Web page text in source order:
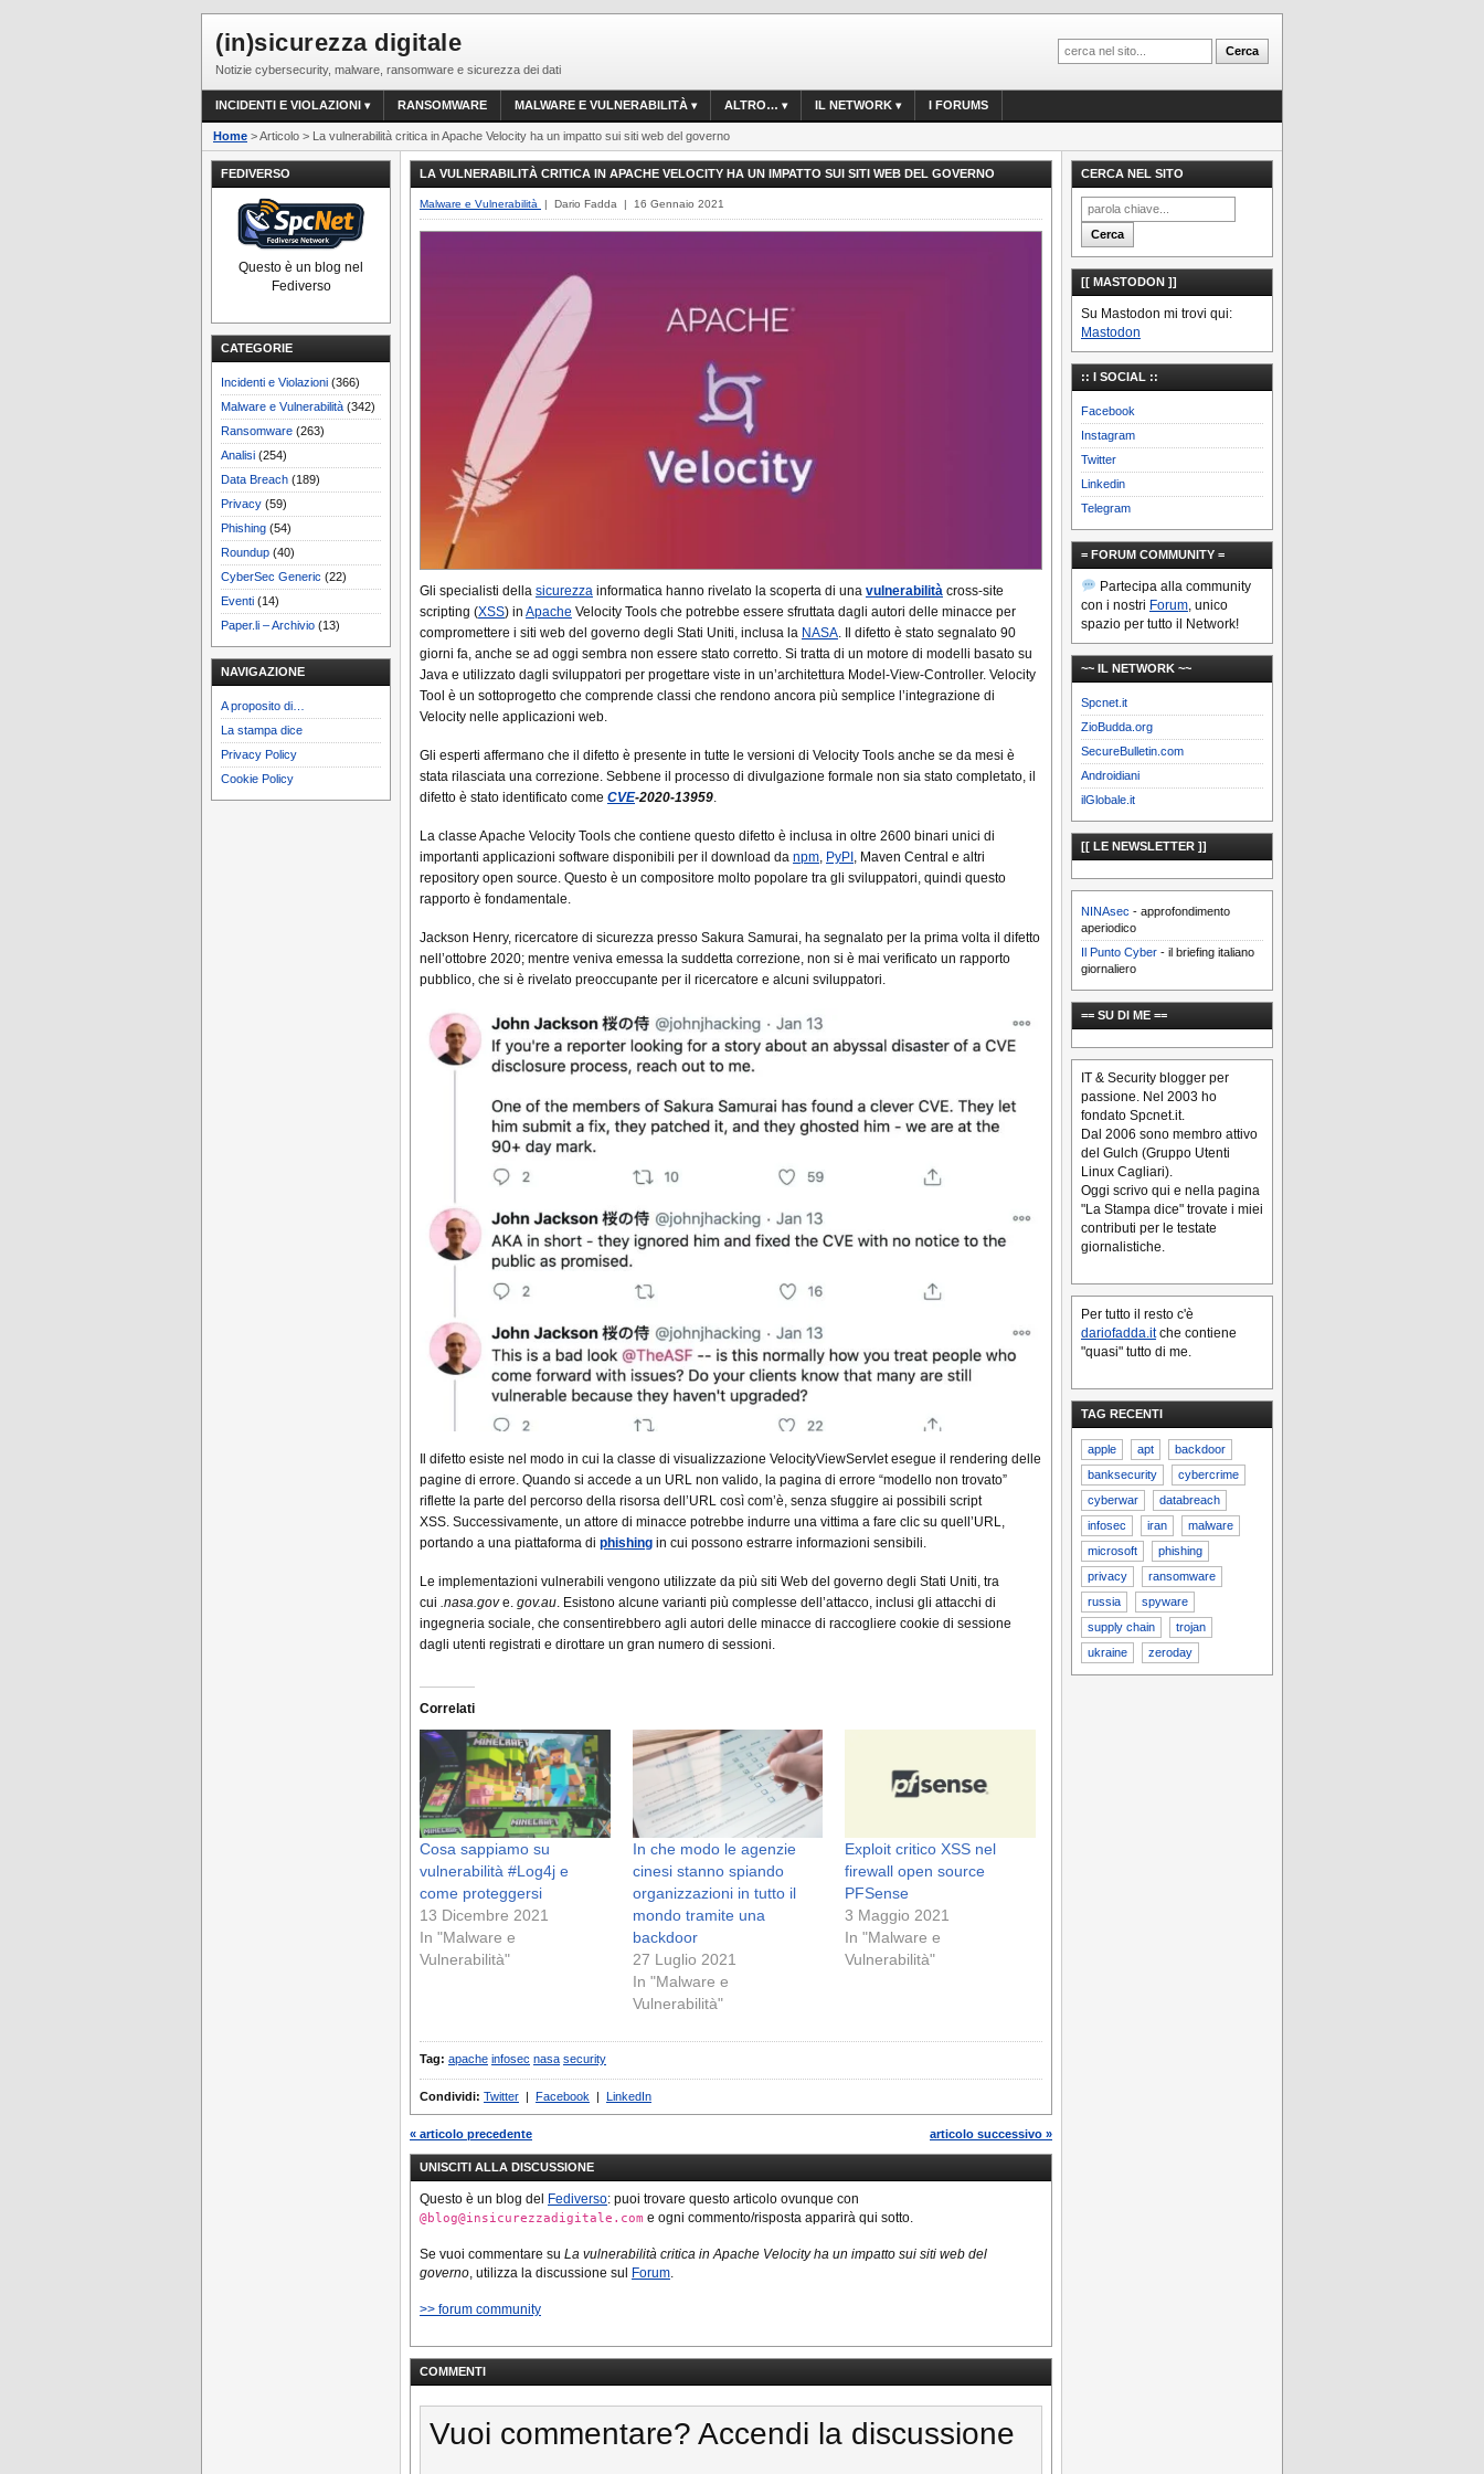
(in)sicurezza digitale
Notizie cybersecurity, malware, ransomware e sicurezza dei dati
INCIDENTI E VIOLAZIONI RANSOMWARE MALWARE E VULNERABILITÀ ALTRO… IL NETWORK I FORUMS
Home > Articolo > La vulnerabilità critica in Apache Velocity ha un impatto sui siti web del governo
FEDIVERSO
Questo è un blog nel
Fediverso
CATEGORIE
Incidenti e Violazioni (366)
Malware e Vulnerabilità (342)
Ransomware (263)
Analisi (254)
Data Breach (189)
Privacy (59)
Phishing (54)
Roundup (40)
CyberSec Generic (22)
Eventi (14)
Paper.li – Archivio (13)
NAVIGAZIONE
A proposito di…
La stampa dice
Privacy Policy
Cookie Policy
LA VULNERABILITÀ CRITICA IN APACHE VELOCITY HA UN IMPATTO SUI SITI WEB DEL GOVERNO
Malware e Vulnerabilità | Dario Fadda | 16 Gennaio 2021
Gli specialisti della sicurezza informatica hanno rivelato la scoperta di una vulnerabilità cross-site
scripting (XSS) in Apache Velocity Tools che potrebbe essere sfruttata dagli autori delle minacce per
compromettere i siti web del governo degli Stati Uniti, inclusa la NASA. Il difetto è stato segnalato 90
giorni fa, anche se ad oggi sembra non essere stato corretto. Si tratta di un motore di modelli basato su
Java e utilizzato dagli sviluppatori per progettare viste in un’architettura Model-View-Controller. Velocity
Tool è un sottoprogetto che comprende classi che rendono ancora più semplice l’integrazione di
Velocity nelle applicazioni web.
Gli esperti affermano che il difetto è presente in tutte le versioni di Velocity Tools anche se da mesi è
stata rilasciata una correzione. Sebbene il processo di divulgazione formale non sia stato completato, il
difetto è stato identificato come CVE-2020-13959.
La classe Apache Velocity Tools che contiene questo difetto è inclusa in oltre 2600 binari unici di
importanti applicazioni software disponibili per il download da npm, PyPI, Maven Central e altri
repository open source. Questo è un compositore molto popolare tra gli sviluppatori, quindi questo
rapporto è fondamentale.
Jackson Henry, ricercatore di sicurezza presso Sakura Samurai, ha segnalato per la prima volta il difetto
nell’ottobre 2020; mentre veniva emessa la suddetta correzione, non si è mai verificato un rapporto
pubblico, che si è rivelato preoccupante per il ricercatore e alcuni sviluppatori.
Il difetto esiste nel modo in cui la classe di visualizzazione VelocityViewServlet esegue il rendering delle
pagine di errore. Quando si accede a un URL non valido, la pagina di errore “modello non trovato”
riflette la parte del percorso della risorsa dell’URL così com’è, senza sfuggire ai possibili script
XSS. Successivamente, un attore di minacce potrebbe indurre una vittima a fare clic su quell’URL,
portando a una piattaforma di phishing in cui possono estrarre informazioni sensibili.
Le implementazioni vulnerabili vengono utilizzate da più siti Web del governo degli Stati Uniti, tra
cui .nasa.gove. gov.au . Esistono alcune varianti più complesse dell’attacco, inclusi gli attacchi di
ingegneria sociale, che consentirebbero agli autori delle minacce di raccogliere cookie di sessione
dagli utenti registrati e dirottare un gran numero di sessioni.
Correlati
Cosa sappiamo su
vulnerabilità #Log4j e
come proteggersi
13 Dicembre 2021
In "Malware e
Vulnerabilità"
In che modo le agenzie
cinesi stanno spiando
organizzazioni in tutto il
mondo tramite una
backdoor
27 Luglio 2021
In "Malware e
Vulnerabilità"
Exploit critico XSS nel
firewall open source
PFSense
3 Maggio 2021
In "Malware e
Vulnerabilità"
Tag: apache infosec nasa security
Condividi: Twitter Facebook LinkedIn
« articolo precedente articolo successivo »
UNISCITI ALLA DISCUSSIONE
Questo è un blog del Fediverso: puoi trovare questo articolo ovunque con
@blog@insicurezzadigitale.com e ogni commento/risposta apparirà qui sotto.
Se vuoi commentare su La vulnerabilità critica in Apache Velocity ha un impatto sui siti web del
governo, utilizza la discussione sul Forum.
>> forum community
COMMENTI
Vuoi commentare? Accendi la discussione
CERCA NEL SITO
[[ MASTODON ]]
Su Mastodon mi trovi qui:
Mastodon
:: I SOCIAL ::
Facebook
Instagram
Twitter
Linkedin
Telegram
= FORUM COMMUNITY =
Partecipa alla community
con i nostri Forum, unico
spazio per tutto il Network!
~~ IL NETWORK ~~
Spcnet.it
ZioBudda.org
SecureBulletin.com
Androidiani
ilGlobale.it
[[ LE NEWSLETTER ]]
NINAsec - approfondimento
aperiodico
Il Punto Cyber - il briefing italiano
giornaliero
== SU DI ME ==
IT & Security blogger per
passione. Nel 2003 ho
fondato Spcnet.it.
Dal 2006 sono membro attivo
del Gulch (Gruppo Utenti
Linux Cagliari).
Oggi scrivo qui e nella pagina
"La Stampa dice" trovate i miei
contributi per le testate
giornalistiche.
Per tutto il resto c'è
dariofadda.itche contiene
"quasi" tutto di me.
TAG RECENTI
apple apt
backdoor
banksecurity
cybercrime
cyberwar
databreach
infosec
iran
malware
microsoft
phishing
privacy
ransomware
russia
spyware
supply chain
trojan
ukraine
zeroday